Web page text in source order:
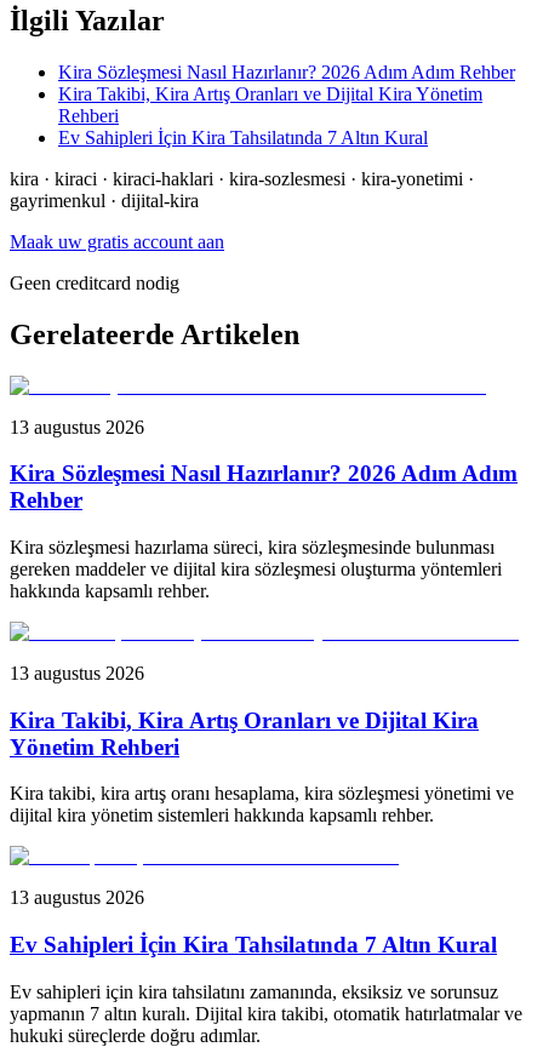
İlgili Yazılar
Kira Sözleşmesi Nasıl Hazırlanır? 2026 Adım Adım Rehber
Kira Takibi, Kira Artış Oranları ve Dijital Kira Yönetim
Rehberi
Ev Sahipleri İçin Kira Tahsilatında 7 Altın Kural
kira · kiraci · kiraci-haklari · kira-sozlesmesi · kira-yonetimi ·
gayrimenkul · dijital-kira
Maak uw gratis account aan
Geen creditcard nodig
Gerelateerde Artikelen
13 augustus 2026
Kira Sözleşmesi Nasıl Hazırlanır? 2026 Adım Adım
Rehber
Kira sözleşmesi hazırlama süreci, kira sözleşmesinde bulunması
gereken maddeler ve dijital kira sözleşmesi oluşturma yöntemleri
hakkında kapsamlı rehber.
13 augustus 2026
Kira Takibi, Kira Artış Oranları ve Dijital Kira
Yönetim Rehberi
Kira takibi, kira artış oranı hesaplama, kira sözleşmesi yönetimi ve
dijital kira yönetim sistemleri hakkında kapsamlı rehber.
13 augustus 2026
Ev Sahipleri İçin Kira Tahsilatında 7 Altın Kural
Ev sahipleri için kira tahsilatını zamanında, eksiksiz ve sorunsuz
yapmanın 7 altın kuralı. Dijital kira takibi, otomatik hatırlatmalar ve
hukuki süreçlerde doğru adımlar.